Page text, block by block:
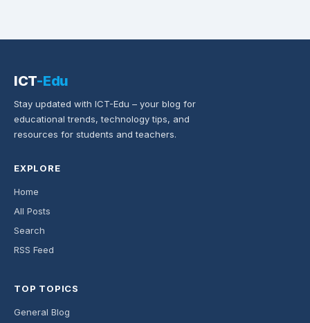
ICT-Edu
Stay updated with ICT-Edu – your blog for
educational trends, technology tips, and
resources for students and teachers.
EXPLORE
Home
All Posts
Search
RSS Feed
TOP TOPICS
General Blog